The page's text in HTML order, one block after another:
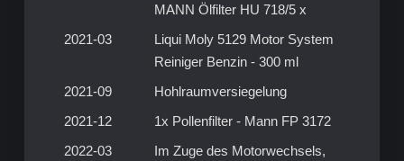
MANN Ölfilter HU 718/5 x
2021-03
Liqui Moly 5129 Motor System
Reiniger Benzin - 300 ml
2021-09
Hohlraumversiegelung
2021-12
1x Pollenfilter - Mann FP 3172
2022-03
Im Zuge des Motorwechsels,